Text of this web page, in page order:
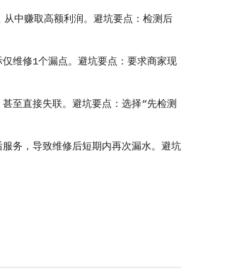
中赚取高额利润。避坑要点：检测后
维修1个漏点。避坑要点：要求商家现
至直接失联。避坑要点：选择“先检测
务，导致维修后短期内再次漏水。避坑